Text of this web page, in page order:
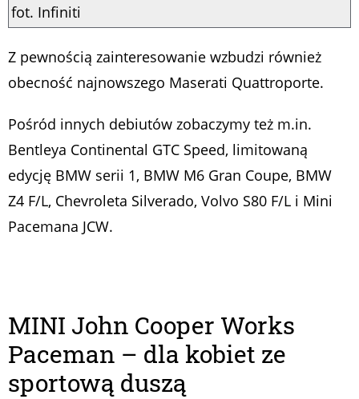
fot. Infiniti
Z pewnością zainteresowanie wzbudzi również
obecność najnowszego Maserati Quattroporte.
Pośród innych debiutów zobaczymy też m.in.
Bentleya Continental GTC Speed, limitowaną
edycję BMW serii 1, BMW M6 Gran Coupe, BMW
Z4 F/L, Chevroleta Silverado, Volvo S80 F/L i Mini
Pacemana JCW.
MINI John Cooper Works
Paceman – dla kobiet ze
sportową duszą